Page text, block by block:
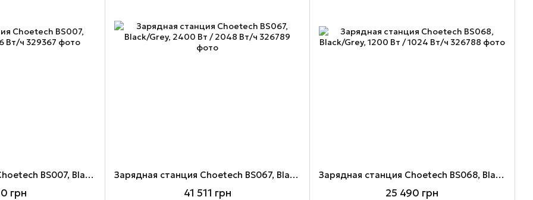
Зарядная станция Choetech BS007, Black, 400 Вт / 256 Вт/ч
грн
Зарядная станция Choetech BS067, Black/Grey, 2400 Вт / 2048 Вт/ч
41 511 грн
Зарядная станция Choetech BS068, Black/Grey, 1200 Вт / 1024 Вт/ч
25 490 грн